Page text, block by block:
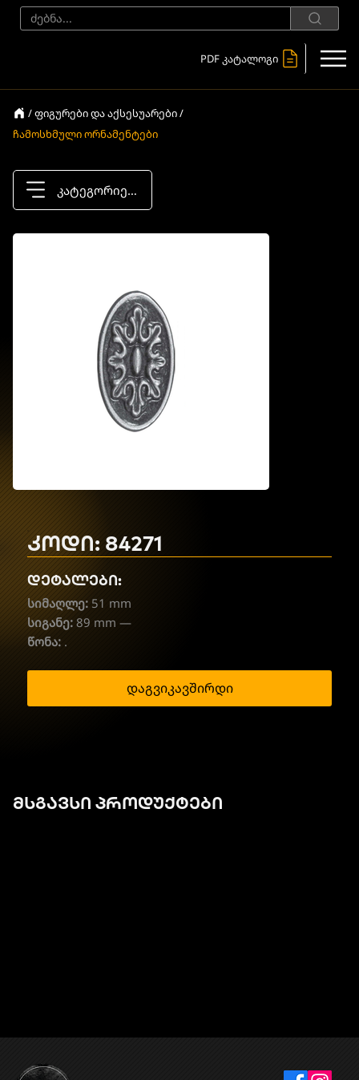
PDF კატალოგი
/ ფიგურები და აქსესუარები /
ჩამოსხმული ორნამენტები
კატეგორიები
კოდი: 84271
დეტალები:
სიმაღლე: 51 mm
სიგანე: 89 mm —
წონა: .
დაგვიკავშირდი
მსგავსი პროდუქტები